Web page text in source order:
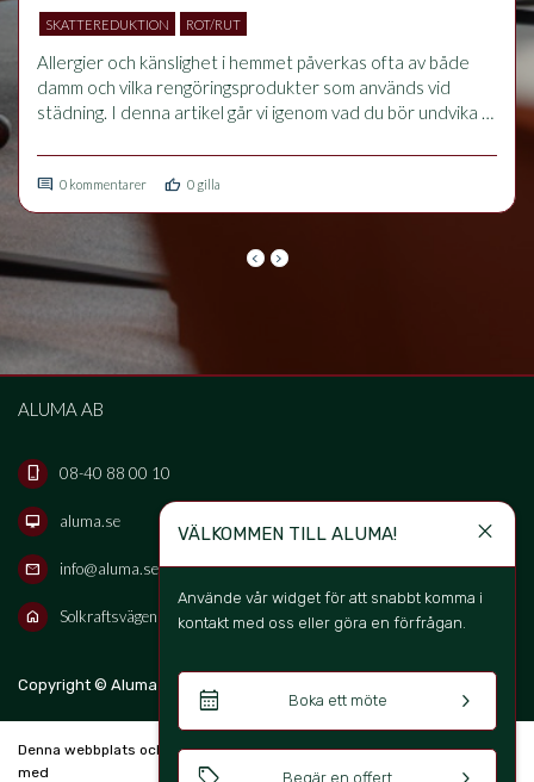
VÄLKOMMEN TILL ALUMA! close
Använde vår widget för att snabbt komma i
kontakt med oss eller göra en förfrågan.
calendar_month Boka ett möte keyboard_arrow_right
Begär en offert
SKATTEREDUKTION ROT/RUT
Allergier och känslighet i hemmet påverkas ofta av både
damm och vilka rengöringsprodukter som används vid
städning. I denna artikel går vi igenom vad du bör undvika
förbättrar inomhusmiljön och vilka vanliga misstag som kan
förvärra problem med luftvägar och känslighet.
comment 0 kommentarer thumb_up 0 gilla
keyboard_arrow_left keyboard_arrow_right
ALUMA AB
phone_iphone 08-40 88 00 10
desktop_mac aluma.se
mail info@aluma.se
home Solkraftsvägen 16B, 135 70 Stockholm, Sweden
Copyright © Aluma Sverige AB 2026 keyboard_arrow_up
Denna webbplats och bokningssystem är skapad
med